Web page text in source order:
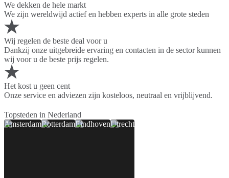
We dekken de hele markt
We zijn wereldwijd actief en hebben experts in alle grote steden
Wij regelen de beste deal voor u
Dankzij onze uitgebreide ervaring en contacten in de sector kunnen
wij voor u de beste prijs regelen.
Het kost u geen cent
Onze service en adviezen zijn kosteloos, neutraal en vrijblijvend.
Topsteden in Nederland
AmsterdamRotterdamEindhovenUtrecht